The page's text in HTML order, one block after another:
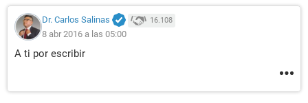
Dr. Carlos Salinas 16.108
8 abr 2016 a las 05:00
A ti por escribir